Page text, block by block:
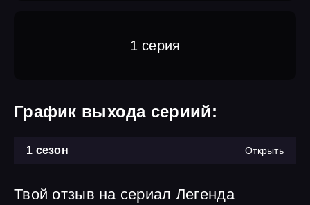
1 серия
График выхода сериий:
1 сезон Открыть
Твой отзыв на сериал Легенда